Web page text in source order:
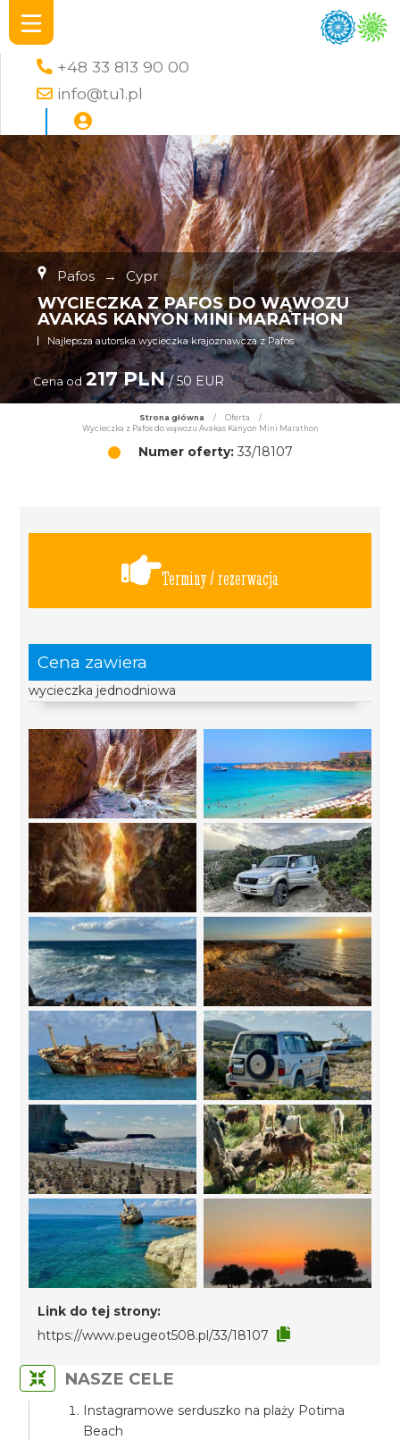
+48 33 813 90 00
info@tu1.pl
Pafos → Cypr
WYCIECZKA Z PAFOS DO WĄWOZU
AVAKAS KANYON MINI MARATHON
Najlepsza autorska wycieczka krajoznawcza z Pafos
Cena od 217 PLN/ 50 EUR
Strona główna / Oferta
/
Wycieczka z Pafos do wąwozu Avakas Kanyon Mini Marathon
Numer oferty:33/18107
Terminy / rezerwacja
Cena zawiera
wycieczka jednodniowa
Link do tej strony:
https://www.peugeot508.pl/33/18107
NASZE CELE
Instagramowe serduszko na plaży Potima
Beach